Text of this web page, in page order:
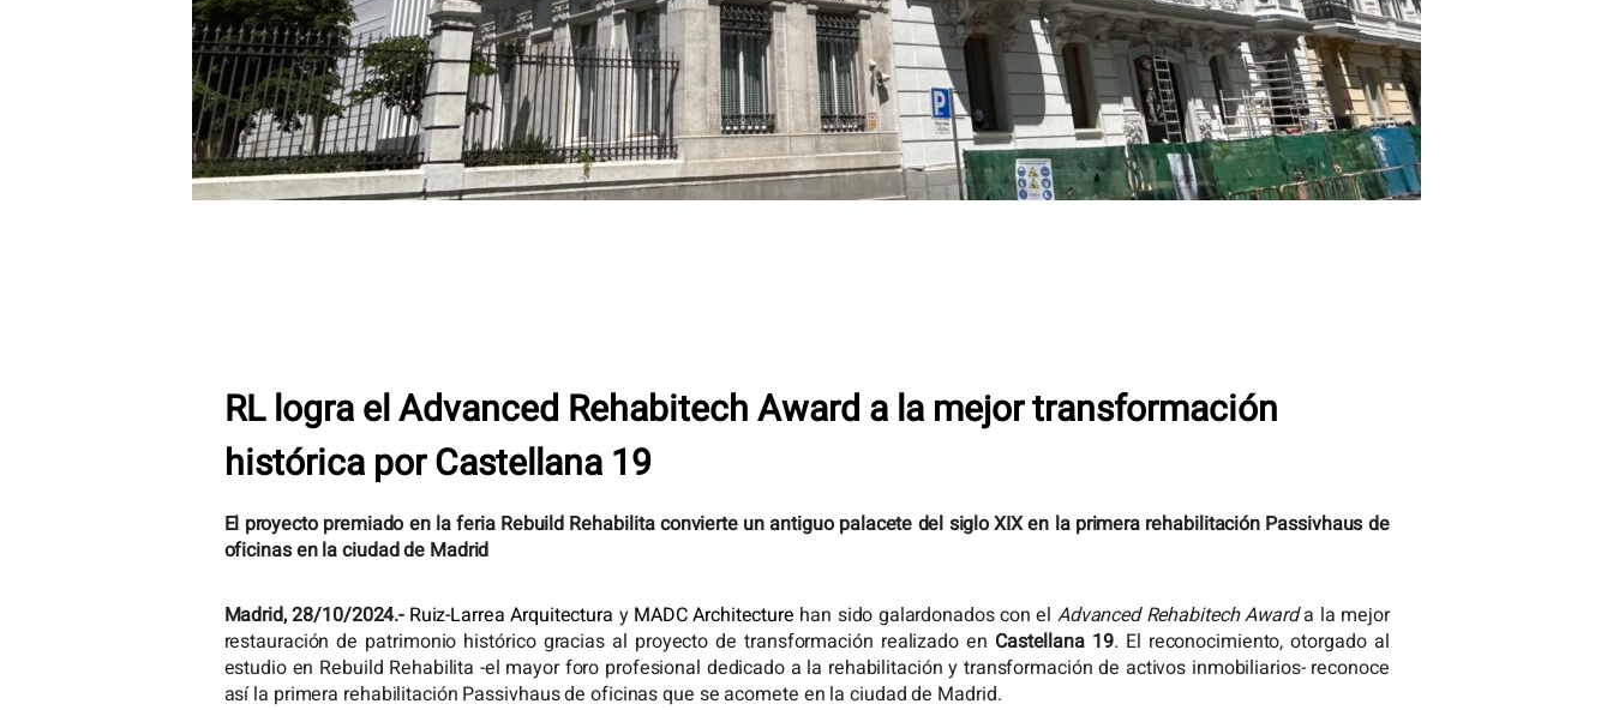
Home
Services
Customers
Team
RL logra el Advanced Rehabitech Award a la mejor transformación
histórica por Castellana 19
El proyecto premiado en la feria Rebuild Rehabilita convierte un antiguo palacete del siglo XIX en la primera rehabilitación Passivhaus de
oficinas en la ciudad de Madrid
Madrid, 28/10/2024.- Ruiz-Larrea Arquitectura y MADC Architecture han sido galardonados con el Advanced Rehabitech Awarda la mejor
restauración de patrimonio histórico gracias al proyecto de transformación realizado en Castellana 19. El reconocimiento, otorgado al
estudio en Rebuild Rehabilita -el mayor foro profesional dedicado a la rehabilitación y transformación de activos inmobiliarios- reconoce
así la primera rehabilitación Passivhaus de oficinas que se acomete en la ciudad de Madrid.